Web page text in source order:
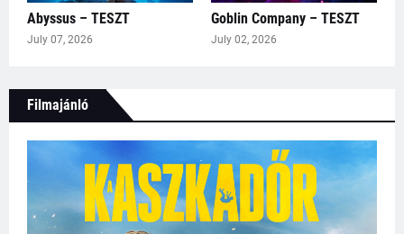
Abyssus – TESZT
July 07, 2026
Goblin Company – TESZT
July 02, 2026
Filmajánló